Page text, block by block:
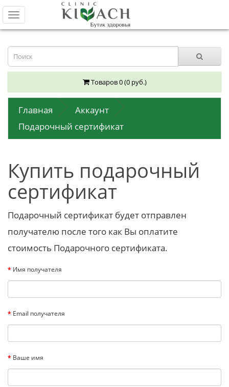
Toggle
navigation
Товаров 0 (0 руб.)
Главная
Аккаунт
Подарочный сертификат
Купить подарочный
сертификат
Подарочный сертификат будет отправлен
получателю после того как Вы оплатите
стоимость Подарочного сертификата.
Имя получателя
Email получателя
Ваше имя